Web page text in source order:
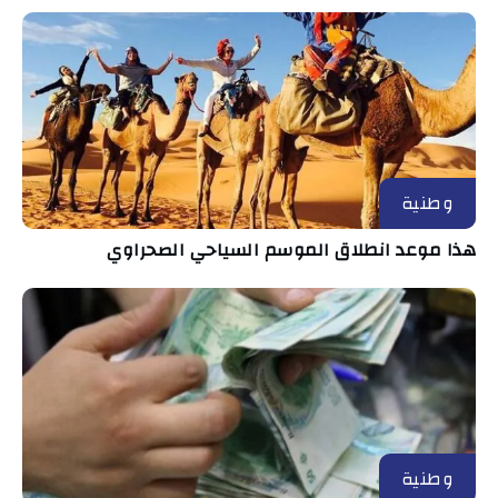
وطنية
هذا موعد انطلاق الموسم السياحي الصحراوي
وطنية